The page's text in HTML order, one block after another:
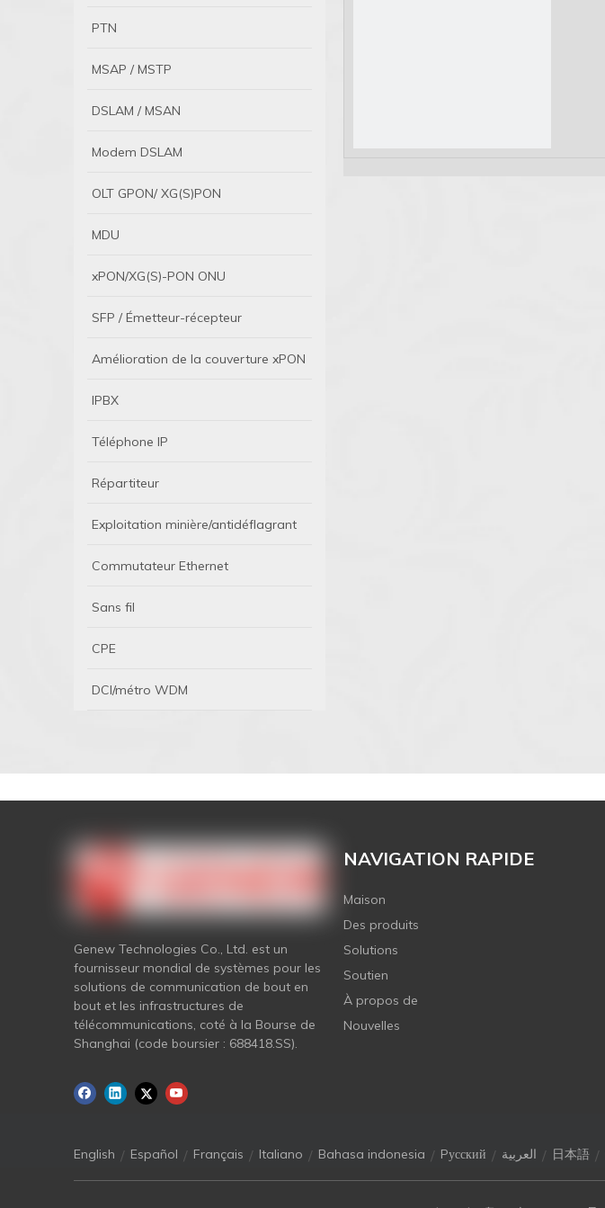
PTN
MSAP / MSTP
DSLAM / MSAN
Modem DSLAM
OLT GPON/ XG(S)PON
MDU
xPON/XG(S)-PON ONU
SFP / Émetteur-récepteur
Amélioration de la couverture xPON
IPBX
Téléphone IP
Répartiteur
Exploitation minière/antidéflagrant
Commutateur Ethernet
Sans fil
CPE
DCI/métro WDM
Genew Technologies Co., Ltd. est un
fournisseur mondial de systèmes pour les
solutions de communication de bout en
bout et les infrastructures de
télécommunications, coté à la Bourse de
Shanghai (code boursier : 688418.SS).
NAVIGATION RAPIDE
Maison
Des produits
Solutions
Soutien
À propos de
Nouvelles
English / Español / Français / Italiano / Bahasa indonesia / Pусский / العربية / 日本語 /